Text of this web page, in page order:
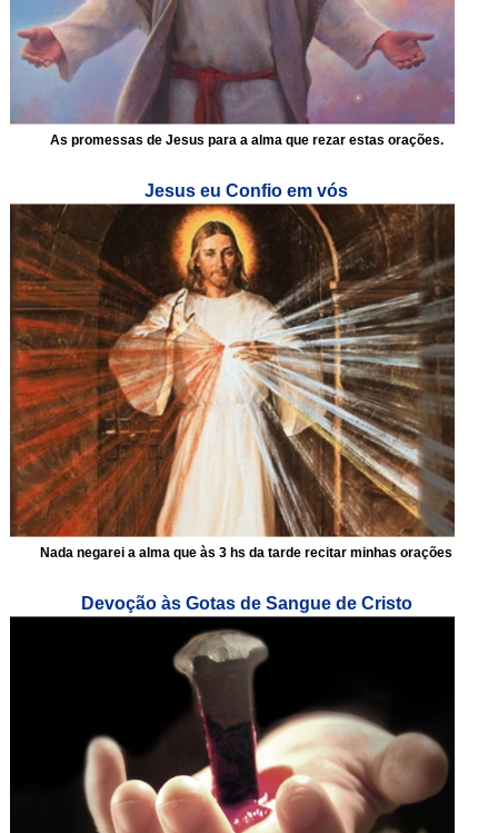
As promessas de Jesus para a alma que rezar estas orações.
Jesus eu Confio em vós
Nada negarei a alma que às 3 hs da tarde recitar minhas orações
Devoção às Gotas de Sangue de Cristo